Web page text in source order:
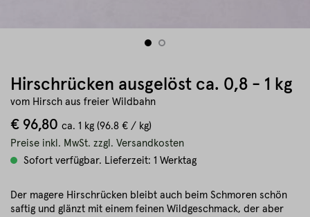
Hirschrücken ausgelöst ca. 0,8 - 1 kg
vom Hirsch aus freier Wildbahn
€ 96,80 ca. 1 kg (96.8 € / kg)
Preise inkl. MwSt. zzgl. Versandkosten
Sofort verfügbar. Lieferzeit: 1 Werktag
Der magere Hirschrücken bleibt auch beim Schmoren schön
saftig und glänzt mit einem feinen Wildgeschmack, der aber